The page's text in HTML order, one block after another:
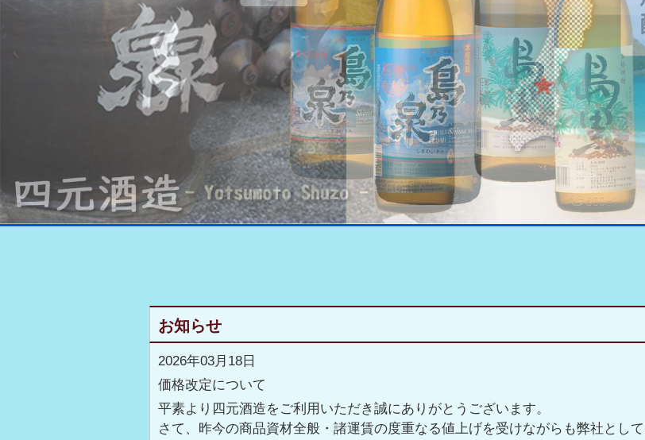
お知らせ
2026年03月18日
価格改定について
平素より四元酒造をご利用いただき誠にありがとうございます。
さて、昨今の商品資材全般・諸運賃の度重なる値上げを受けながらも弊社とし